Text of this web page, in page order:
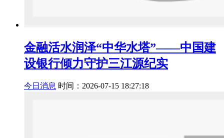
金融活水润泽“中华水塔”——中国建
设银行倾力守护三江源纪实
今日消息 时间：2026-07-15 18:27:18